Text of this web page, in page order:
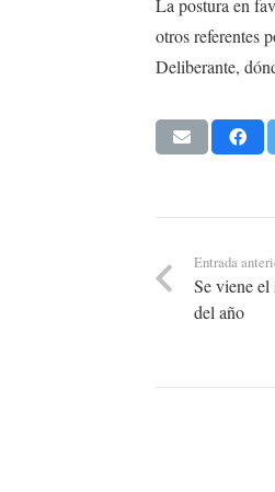
La postura en
otros referentes
Deliberante,
Entrada
Se viene
del año